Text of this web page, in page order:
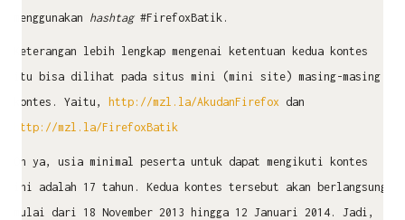
menggunakan hashtag#FirefoxBatik.
Keterangan lebih lengkap mengenai ketentuan kedua kontes
itu bisa dilihat pada situs mini (mini site) masing-masing
kontes. Yaitu,
http://mzl.la/AkudanFirefox dan
http://mzl.la/FirefoxBatik
Oh ya, usia minimal peserta untuk dapat mengikuti kontes
ini adalah 17 tahun. Kedua kontes tersebut akan berlangsung
mulai dari 18 November 2013 hingga 12 Januari 2014. Jadi,